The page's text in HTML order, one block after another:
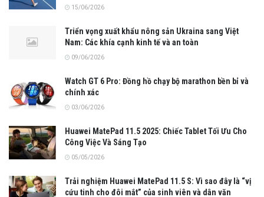
15/06/2026
Triển vọng xuất khẩu nông sản Ukraina sang Việt
Nam: Các khía cạnh kinh tế và an toàn
09/06/2026
Watch GT 6 Pro: Đồng hồ chạy bộ marathon bền bỉ và
chính xác
03/06/2026
Huawei MatePad 11.5 2025: Chiếc Tablet Tối Ưu Cho
Công Việc Và Sáng Tạo
05/05/2026
Trải nghiệm Huawei MatePad 11.5 S: Vì sao đây là “vị
cứu tinh cho đôi mắt” của sinh viên và dân văn